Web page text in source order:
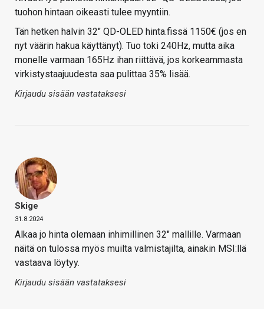
tuohon hintaan oikeasti tulee myyntiin.
Tän hetken halvin 32" QD-OLED hinta.fissä 1150€ (jos en
nyt väärin hakua käyttänyt). Tuo toki 240Hz, mutta aika
monelle varmaan 165Hz ihan riittävä, jos korkeammasta
virkistystaajuudesta saa pulittaa 35% lisää.
Kirjaudu sisään vastataksesi
Skige
31.8.2024
Alkaa jo hinta olemaan inhimillinen 32″ mallille. Varmaan
näitä on tulossa myös muilta valmistajilta, ainakin MSI:llä
vastaava löytyy.
Kirjaudu sisään vastataksesi